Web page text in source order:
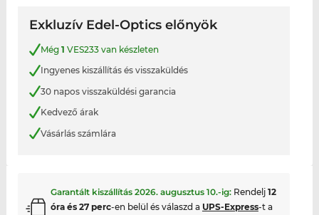
Exkluzív Edel-Optics előnyök
Még 1 VES233 van készleten
Ingyenes kiszállítás és visszaküldés
30 napos visszaküldési garancia
Kedvező árak
Vásárlás számlára
Garantált kiszállítás 2026. augusztus 10.-ig: Rendelj 12
óra és 27 perc-en belül és válaszd a UPS-Express-t a